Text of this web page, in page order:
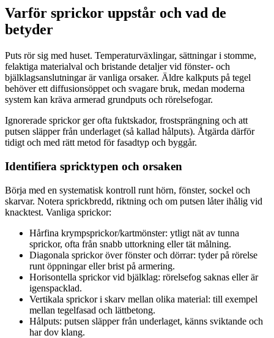
Varför sprickor uppstår och vad de
betyder
Puts rör sig med huset. Temperaturväxlingar, sättningar i stomme,
felaktiga materialval och bristande detaljer vid fönster- och
bjälklagsanslutningar är vanliga orsaker. Äldre kalkputs på tegel
behöver ett diffusionsöppet och svagare bruk, medan moderna
system kan kräva armerad grundputs och rörelsefogar.
Ignorerade sprickor ger ofta fuktskador, frostsprängning och att
putsen släpper från underlaget (så kallad hålputs). Åtgärda därför
tidigt och med rätt metod för fasadtyp och byggår.
Identifiera spricktypen och orsaken
Börja med en systematisk kontroll runt hörn, fönster, sockel och
skarvar. Notera sprickbredd, riktning och om putsen låter ihålig vid
knacktest. Vanliga sprickor:
Hårfina krympsprickor/kartmönster: ytligt nät av tunna
sprickor, ofta från snabb uttorkning eller tät målning.
Diagonala sprickor över fönster och dörrar: tyder på rörelse
runt öppningar eller brist på armering.
Horisontella sprickor vid bjälklag: rörelsefog saknas eller är
igenspacklad.
Vertikala sprickor i skarv mellan olika material: till exempel
mellan tegelfasad och lättbetong.
Hålputs: putsen släpper från underlaget, känns sviktande och
har dov klang.